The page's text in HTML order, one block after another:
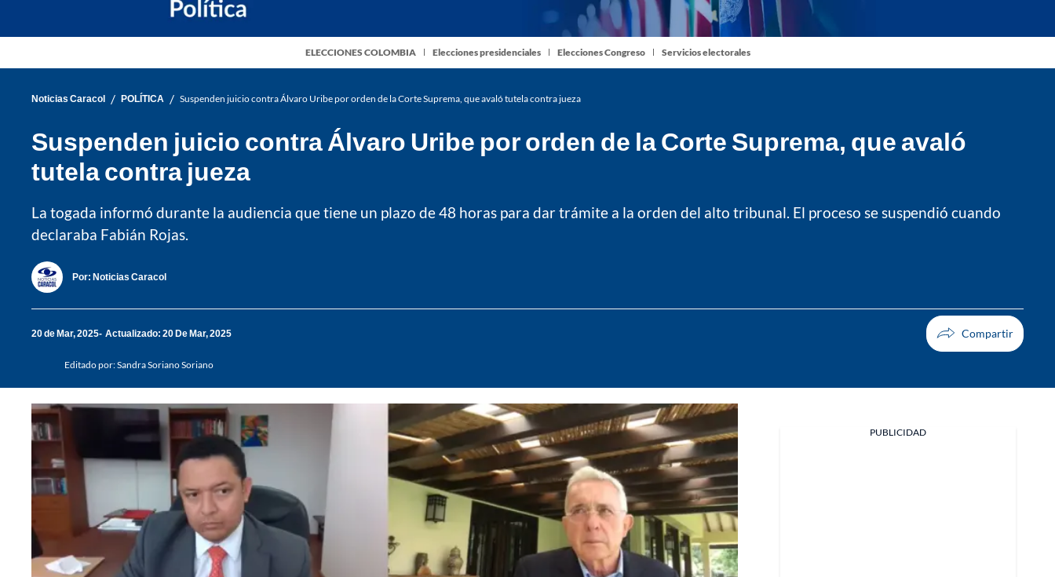
ELECCIONES COLOMBIA Elecciones presidenciales Elecciones Congreso Servicios electorales
Noticias Caracol / POLÍTICA / Suspenden juicio contra Álvaro Uribe por orden de la Corte Suprema, que avaló tutela contra jueza
Suspenden juicio contra Álvaro Uribe por orden de la Corte Suprema, que avaló
tutela contra jueza
La togada informó durante la audiencia que tiene un plazo de 48 horas para dar trámite a la orden del alto tribunal. El proceso se suspendió cuando
declaraba Fabián Rojas.
Por: Noticias Caracol
20 de Mar, 2025 Actualizado: 20 De Mar, 2025
Editado por:Sandra Soriano Soriano
PUBLICIDAD